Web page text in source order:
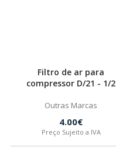
Filtro de ar para
compressor D/21 - 1/2
Outras Marcas
4.00€
Preço Sujeito a IVA